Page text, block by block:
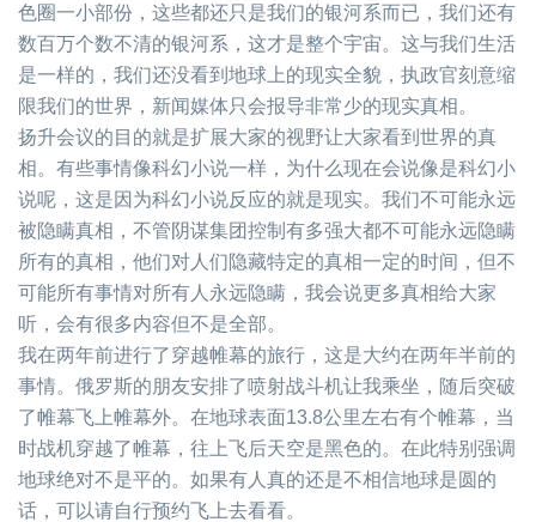
色圈一小部份，这些都还只是我们的银河系而已，我们还有
数百万个数不清的银河系，这才是整个宇宙。这与我们生活
是一样的，我们还没看到地球上的现实全貌，执政官刻意缩
限我们的世界，新闻媒体只会报导非常少的现实真相。
扬升会议的目的就是扩展大家的视野让大家看到世界的真
相。有些事情像科幻小说一样，为什么现在会说像是科幻小
说呢，这是因为科幻小说反应的就是现实。我们不可能永远
被隐瞒真相，不管阴谋集团控制有多强大都不可能永远隐瞒
所有的真相，他们对人们隐藏特定的真相一定的时间，但不
可能所有事情对所有人永远隐瞒，我会说更多真相给大家
听，会有很多内容但不是全部。
我在两年前进行了穿越帷幕的旅行，这是大约在两年半前的
事情。俄罗斯的朋友安排了喷射战斗机让我乘坐，随后突破
了帷幕飞上帷幕外。在地球表面13.8公里左右有个帷幕，当
时战机穿越了帷幕，往上飞后天空是黑色的。在此特别强调
地球绝对不是平的。如果有人真的还是不相信地球是圆的
话，可以请自行预约飞上去看看。